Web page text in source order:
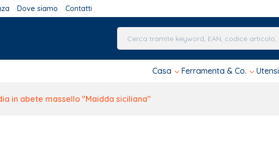
Dove siamo Contatti
Casa Ferramenta & Co.
in abete massello "Maidda siciliana"